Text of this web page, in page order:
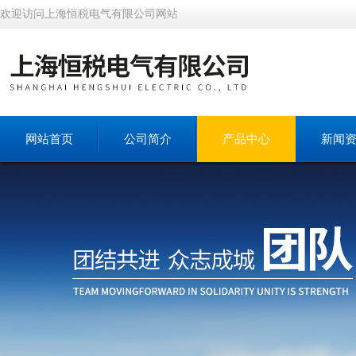
欢迎访问上海恒税电气有限公司网站
网站首页 公司简介 产品中心 新闻